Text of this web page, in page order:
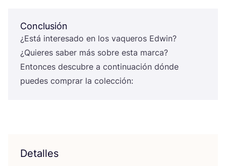
Conclusión
¿Está intere­sa­do en los vaque­ros Edwin?
¿Quie­res saber más sobre esta mar­ca?
Enton­ces des­cu­bre a con­ti­nua­ción dón­de
pue­des com­prar la colección:
Detalles